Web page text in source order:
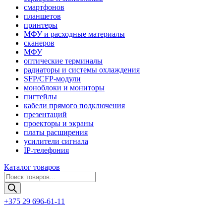
смартфонов
планшетов
принтеры
МФУ и расходные материалы
сканеров
МФУ
оптические терминалы
радиаторы и системы охлаждения
SFP/CFP-модули
моноблоки и мониторы
пигтейлы
кабели прямого подключения
презентаций
проекторы и экраны
платы расширения
усилители сигнала
IP-телефония
Каталог товаров
Поиск
товаров
+375 29 696-61-11